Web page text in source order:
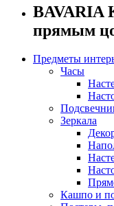
BAVARIA
прямым
Предметы
Часы
Зеркала
Кашпо и